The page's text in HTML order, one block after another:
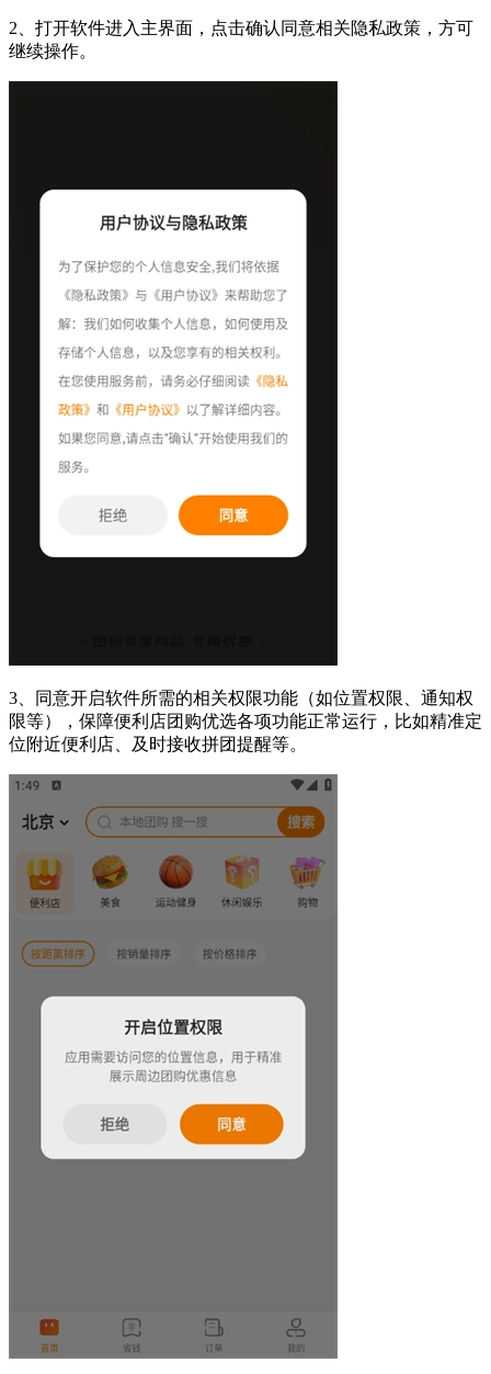
2、打开软件进入主界面，点击确认同意相关隐私政策，方可
继续操作。
3、同意开启软件所需的相关权限功能（如位置权限、通知权
限等），保障便利店团购优选各项功能正常运行，比如精准定
位附近便利店、及时接收拼团提醒等。